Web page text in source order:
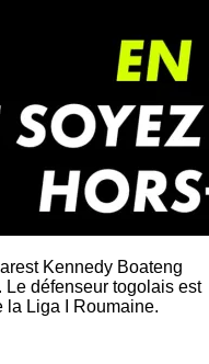
Kennedy Boateng
Le défenseur togolais est
la Liga I Roumaine.